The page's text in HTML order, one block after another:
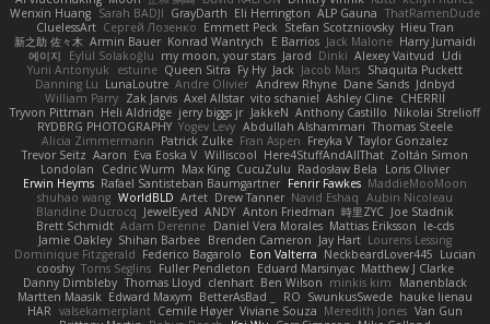
Wenxin Huang Sarah BADJI GrayDarth Eli Herrington ALP Gauna ThatRamenDude
CluelessArt Cергей Лозенко Emmett Peck Stefan Scotzniovsky Hieu Tran
新之助 佐々木 Armin Bauer Konrad Wantrych E Barrios Jack Malone Harry Jumaidi
에이지
Eylül Solakoğlu my moon, your stars Jarod Dinki Alexey Vaitvud
Udi
Yurii Antonyuk
estuine Queen Sitra Fy Hy Jack Jacob Mars Shaquita Puckett
Danning Lu LunaLoutre Andre Olivier Andrew Rhyne Dane Sands Jdnbyd
William Parry Zak Jarvis Axel Allstar vito schaniel Ashley Cline CHERRII
Tryvon Pittman Heli Aldridge jerry biggs jr JakkeN Anthony Castillo Nikolai Strelioff
RYDBRG PHOTOGRAPHY Yogev Levy Abdullah Alshammari Thomas Steele
Alicia Zimmermann Patrick Zulke Fran Aspen Freyka V Taylor Gonzalez
Trevor Seitz Aaron Eva Eoska V Williscool Here4StuffAndAllThat Zoltán Simon
Londolan
Cedric Wurm Max King CucuZulu Radosław Bela
Loris Olivier
Erwin Heyms Rafael Santisteban Baumgartner Fenrir Fawkes MaddieMooMoon
shuhao wang WorldBLD Artet Drew Tanner Navid Eshaq Aubin Nicoleau
Blandine Ducrocq JewelEyed ANDY Anton Friedman 時里ZYC Joe Stadnik
Brett Schmidt Adam Derenne Daniel Vera Morales Mattias Eriksson le-cds
Jamie Oakley Shihan Barbee Brenden Cameron Jay Hart Lourens Lessing
Dominique Fitzgerald Federico Bagarolo Eon Valterra NeckbeardLover445 Lucian
cooshy Toms Seglins Fuller Pendleton Eduard Marsinyac Matthew J Clarke
Danny Dimbleby Thomas Lloyd clenhart Ben Wilson minkis kim
Manenblack
Martten Maasik Edward Maxym BetterAsBad _ RO SwunkusSwede hauke lienau
HAR valsekamerplant Cemile Høyer Viviane Souza Meredith Jones Van Gun